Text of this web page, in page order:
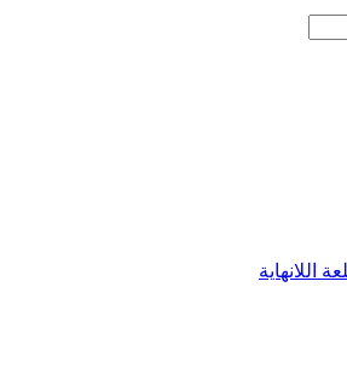
اللانهاية